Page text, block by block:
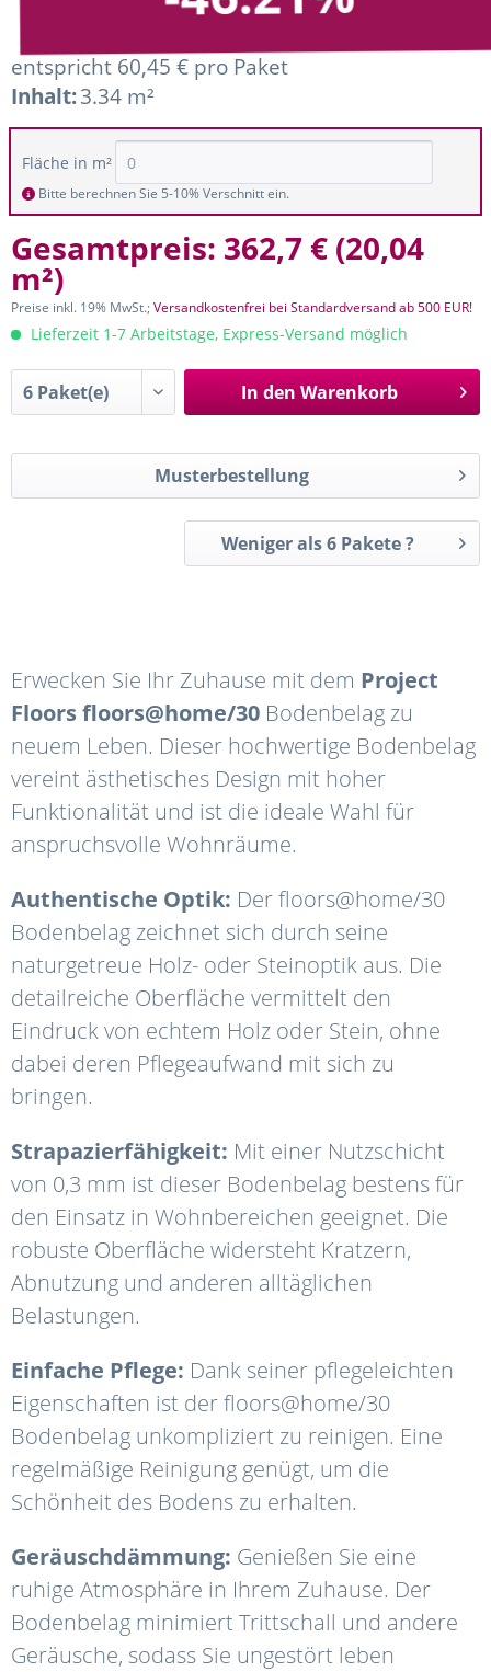
entspricht 60,45 € pro Paket
Inhalt:3.34 m²
Fläche in m²
Bitte berechnen Sie 5-10% Verschnitt ein.
Gesamtpreis: 362,7 € (20,04
m²)
Preise inkl. 19% MwSt.;Versandkostenfrei bei Standardversand ab 500 EUR!
Lieferzeit 1-7 Arbeitstage, Express-Versand möglich
In den Warenkorb
Musterbestellung
Weniger als 6 Pakete ?
Erwecken Sie Ihr Zuhause mit dem Project
Floors floors@home/30 Bodenbelag zu
neuem Leben. Dieser hochwertige Bodenbelag
vereint ästhetisches Design mit hoher
Funktionalität und ist die ideale Wahl für
anspruchsvolle Wohnräume.
Authentische Optik: Der floors@home/30
Bodenbelag zeichnet sich durch seine
naturgetreue Holz- oder Steinoptik aus. Die
detailreiche Oberfläche vermittelt den
Eindruck von echtem Holz oder Stein, ohne
dabei deren Pflegeaufwand mit sich zu
bringen.
Strapazierfähigkeit: Mit einer Nutzschicht
von 0,3 mm ist dieser Bodenbelag bestens für
den Einsatz in Wohnbereichen geeignet. Die
robuste Oberfläche widersteht Kratzern,
Abnutzung und anderen alltäglichen
Belastungen.
Einfache Pflege: Dank seiner pflegeleichten
Eigenschaften ist der floors@home/30
Bodenbelag unkompliziert zu reinigen. Eine
regelmäßige Reinigung genügt, um die
Schönheit des Bodens zu erhalten.
Geräuschdämmung: Genießen Sie eine
ruhige Atmosphäre in Ihrem Zuhause. Der
Bodenbelag minimiert Trittschall und andere
Geräusche, sodass Sie ungestört leben